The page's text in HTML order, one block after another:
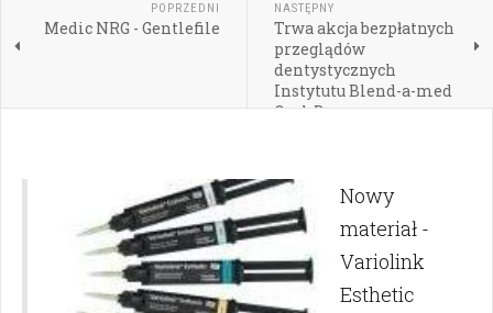
POPRZEDNI
Medic NRG - Gentlefile
NASTĘPNY
Trwa akcja bezpłatnych
przeglądów
dentystycznych
Instytutu Blend-a-med
Oral-B
Nowy
materiał -
Variolink
Esthetic